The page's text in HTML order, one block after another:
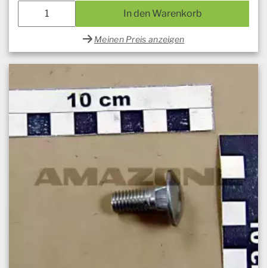
In den Warenkorb
Meinen Preis anzeigen